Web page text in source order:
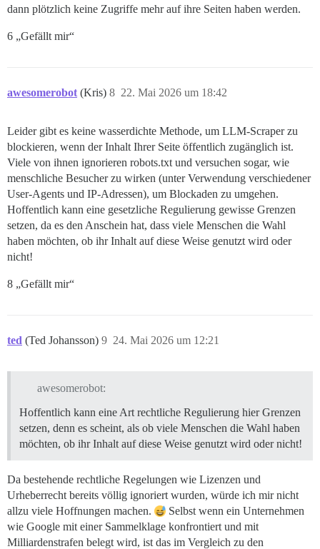
dann plötzlich keine Zugriffe mehr auf ihre Seiten haben werden.
6 „Gefällt mir“
awesomerobot (Kris) 22. Mai 2026 um 18:42
8
Leider gibt es keine wasserdichte Methode, um LLM-Scraper zu
blockieren, wenn der Inhalt Ihrer Seite öffentlich zugänglich ist.
Viele von ihnen ignorieren robots.txt und versuchen sogar, wie
menschliche Besucher zu wirken (unter Verwendung verschiedener
User-Agents und IP-Adressen), um Blockaden zu umgehen.
Hoffentlich kann eine gesetzliche Regulierung gewisse Grenzen
setzen, da es den Anschein hat, dass viele Menschen die Wahl
haben möchten, ob ihr Inhalt auf diese Weise genutzt wird oder
nicht!
8 „Gefällt mir“
ted (Ted Johansson) 24. Mai 2026 um 12:21
9
awesomerobot:
Hoffentlich kann eine Art rechtliche Regulierung hier Grenzen
setzen, denn es scheint, als ob viele Menschen die Wahl haben
möchten, ob ihr Inhalt auf diese Weise genutzt wird oder nicht!
Da bestehende rechtliche Regelungen wie Lizenzen und
Urheberrecht bereits völlig ignoriert wurden, würde ich mir nicht
allzu viele Hoffnungen machen.
Selbst wenn ein Unternehmen
wie Google mit einer Sammelklage konfrontiert und mit
Milliardenstrafen belegt wird, ist das im Vergleich zu den